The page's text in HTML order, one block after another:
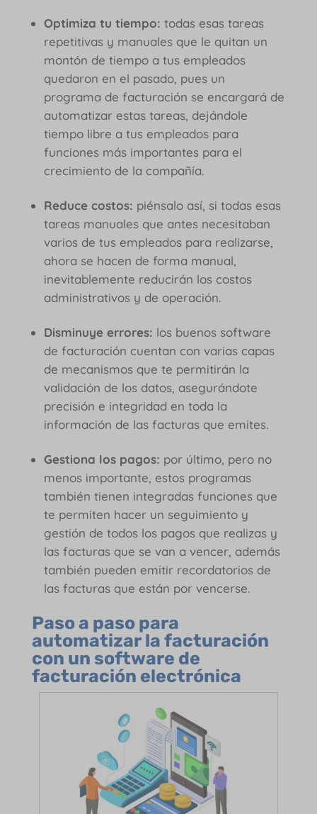
Optimiza tu tiempo: todas esas tareas
repetitivas y manuales que le quitan un
montón de tiempo a tus empleados
quedaron en el pasado, pues un
programa de facturación se encargará de
automatizar estas tareas, dejándole
tiempo libre a tus empleados para
funciones más importantes para el
crecimiento de la compañía.
Reduce costos: piénsalo así, si todas esas
tareas manuales que antes necesitaban
varios de tus empleados para realizarse,
ahora se hacen de forma manual,
inevitablemente reducirán los costos
administrativos y de operación.
Disminuye errores: los buenos software
de facturación cuentan con varias capas
de mecanismos que te permitirán la
validación de los datos, asegurándote
precisión e integridad en toda la
información de las facturas que emites.
Gestiona los pagos: por último, pero no
menos importante, estos programas
también tienen integradas funciones que
te permiten hacer un seguimiento y
gestión de todos los pagos que realizas y
las facturas que se van a vencer, además
también pueden emitir recordatorios de
las facturas que están por vencerse.
Paso a paso para
automatizar la facturación
con un software de
facturación electrónica